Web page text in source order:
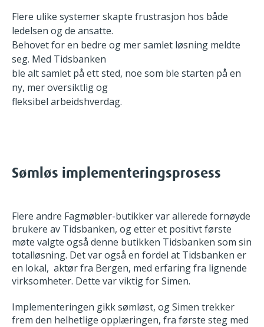
Flere ulike systemer skapte frustrasjon hos både
ledelsen og de ansatte.
Behovet for en bedre og mer samlet løsning meldte
seg. Med Tidsbanken
ble alt samlet på ett sted, noe som ble starten på en
ny, mer oversiktlig og
fleksibel arbeidshverdag.
Sømløs implementeringsprosess
Flere andre Fagmøbler-butikker var allerede fornøyde
brukere av Tidsbanken, og etter et positivt første
møte valgte også denne butikken Tidsbanken som sin
totalløsning. Det var også en fordel at Tidsbanken er
en lokal, aktør fra Bergen, med erfaring fra lignende
virksomheter. Dette var viktig for Simen.
Implementeringen gikk sømløst, og Simen trekker
frem den helhetlige opplæringen, fra første steg med